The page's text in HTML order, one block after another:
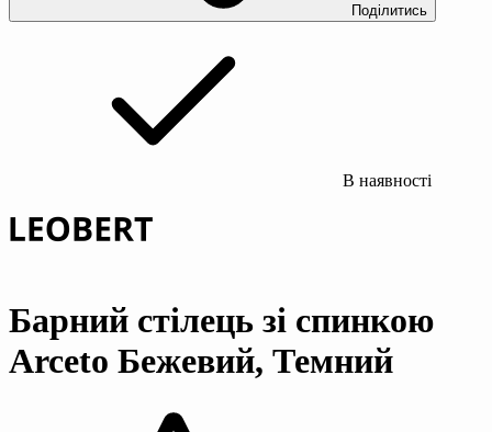
Поділитись
В наявності
Барний стілець зі спинкою
Arceto Бежевий, Темний